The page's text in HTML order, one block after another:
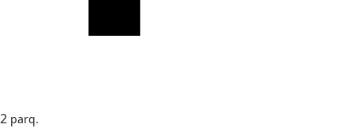
2 parq.